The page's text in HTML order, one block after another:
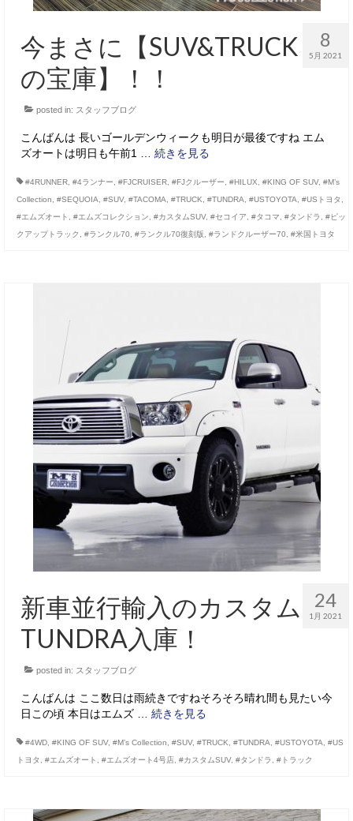
8
5月 2021
今まさに【SUV&TRUCK
の宝庫】！！
posted in: スタッフブログ
こんばんは 長いゴールデンウィークも明日が最後ですね エム
ズオートは明日も午前1 … 続きを見る
#4RUNNER #4ランナー #FJCRUISER #FJクルーザー #HILUX #KING OF SUV, #M’s
Collection
#SEQUOIA #SUV, #TACOMA #TRUCK #TUNDRA #USTOYOTA #USトヨタ
#エムズオート
#エムズコレクション #カスタムSUV, #セコイア #タコマ #タンドラ
#ピッ
クアップトラック
#ランクル70 #ランクル70復刻版 #ランドクルーザー70 #米国トヨタ
24
1月 2021
新車並行輸入のカスタム
TUNDRA入庫！
posted in: スタッフブログ
こんばんは ここ数日は雨続きですねそろそろ晴れ間も見たい今
日この頃 本日はエムズ … 続きを見る
#4WD #KING OF SUV, #M’s Collection #SUV, #TRUCK #TUNDRA #USTOYOTA
#US
トヨタ
#エムズオート #エムズオート4号店 #カスタムSUV, #タンドラ #トラック